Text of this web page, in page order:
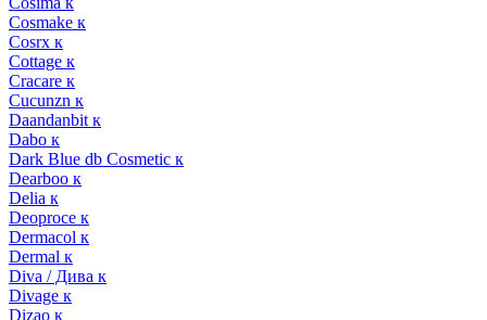
Cosmake к
Cosrx к
Cottage к
Cracare к
Cucunzn к
Daandanbit к
Dabo к
Dark Blue db Cosmetic к
Dearboo к
Delia к
Deoproce к
Dermacol к
Dermal к
Diva / Дива к
Divage к
Dizao к